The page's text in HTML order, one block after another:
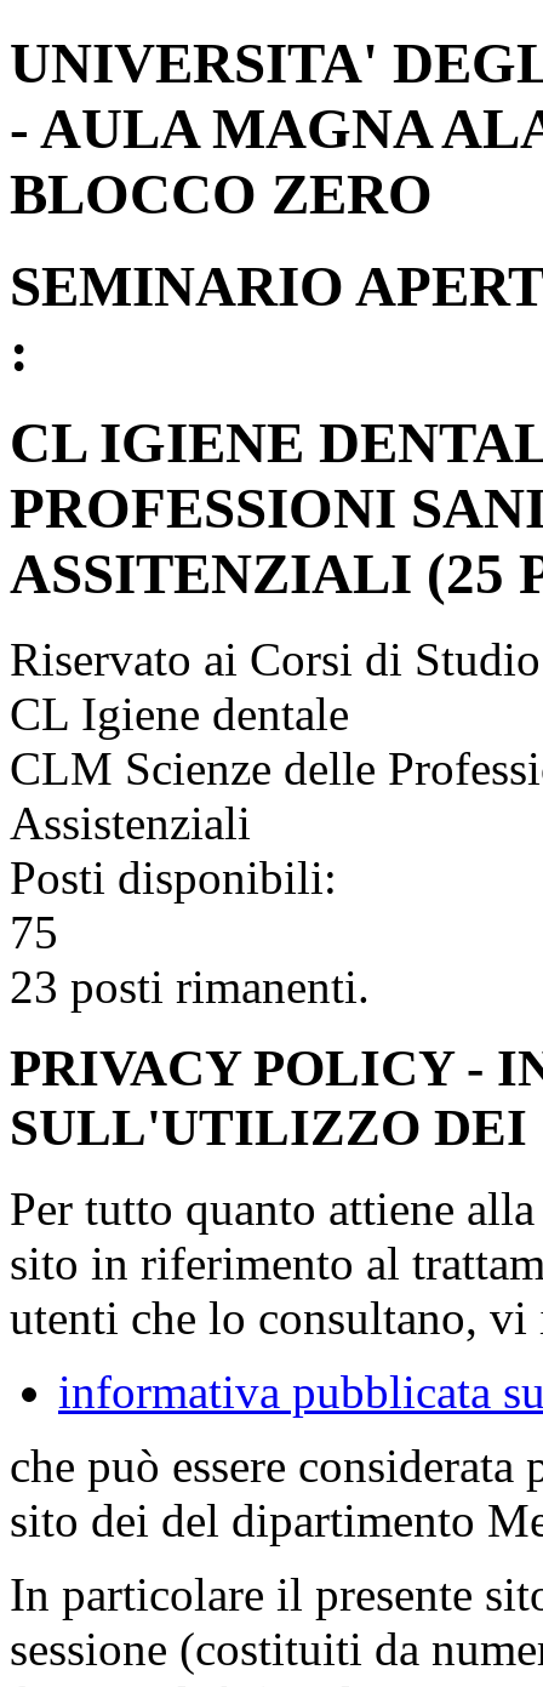
UNIVERSITA'
- AULA MAGNA
BLOCCO ZERO
SEMINARIO
:
CL IGIENE
PROFESSIONI
ASSITENZIALI (25
Riservato ai Corsi di
CL Igiene dentale
CLM Scienze delle
Assistenziali
Posti disponibili:
75
23 posti rimanenti.
PRIVACY POLICY -
SULL'UTILIZZO DEI
Per tutto quanto attiene
sito in riferimento al
utenti che lo consultano,
informativa pubblicata
che può essere
sito dei del dipartimento
In particolare il presente
sessione (costituiti da